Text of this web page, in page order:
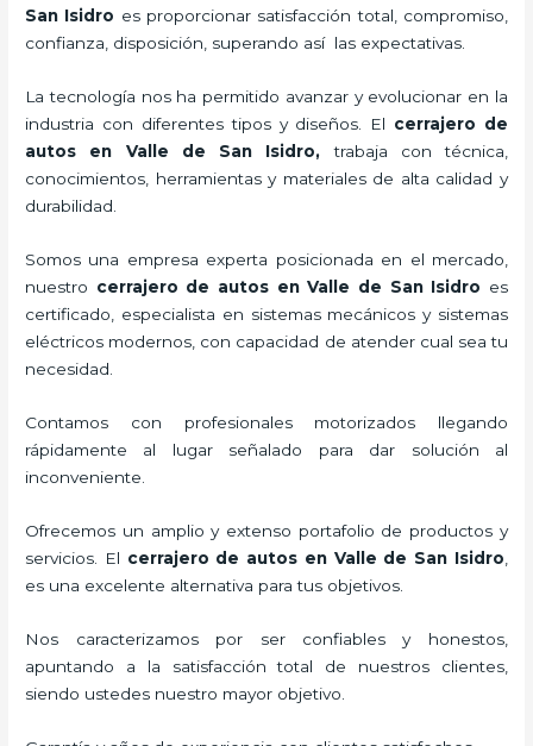
San Isidro es proporcionar satisfacción total, compromiso,
confianza, disposición, superando así las expectativas.
La tecnología nos ha permitido avanzar y evolucionar en la
industria con diferentes tipos y diseños. El cerrajero de
autos en Valle de San Isidro,trabaja con técnica,
conocimientos, herramientas y materiales de alta calidad y
durabilidad.
Somos una empresa experta posicionada en el mercado,
nuestro cerrajero de autos en Valle de San Isidro es
certificado, especialista en sistemas mecánicos y sistemas
eléctricos modernos, con capacidad de atender cual sea tu
necesidad.
Contamos con profesionales motorizados llegando
rápidamente al lugar señalado para dar solución al
inconveniente.
Ofrecemos un amplio y extenso portafolio de productos y
servicios. El cerrajero de autos en Valle de San Isidro
es una excelente alternativa para tus objetivos.
Nos caracterizamos por ser confiables y honestos,
apuntando a la satisfacción total de nuestros clientes,
siendo ustedes nuestro mayor objetivo.